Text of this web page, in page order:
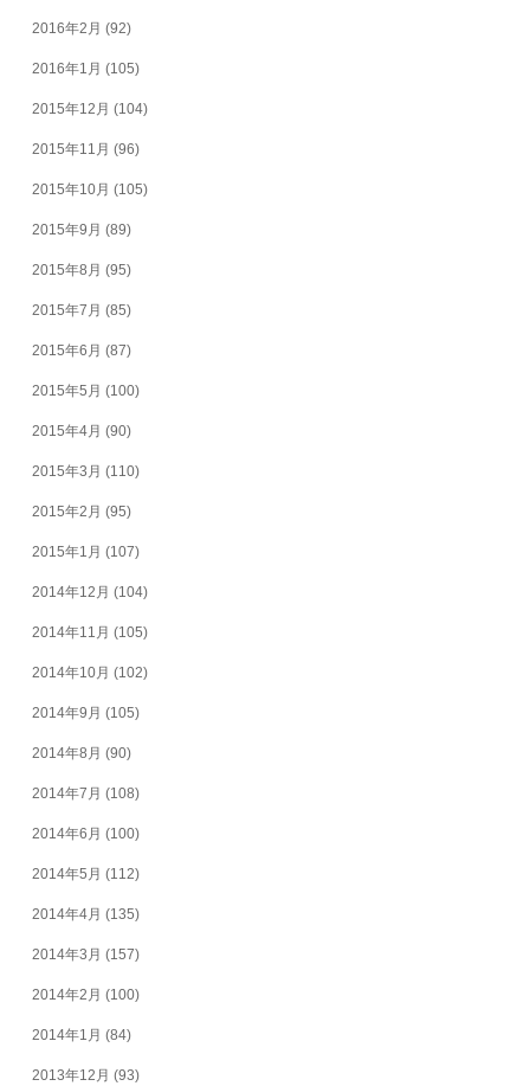
2016年2月 (92)
2016年1月 (105)
2015年12月 (104)
2015年11月 (96)
2015年10月 (105)
2015年9月 (89)
2015年8月 (95)
2015年7月 (85)
2015年6月 (87)
2015年5月 (100)
2015年4月 (90)
2015年3月 (110)
2015年2月 (95)
2015年1月 (107)
2014年12月 (104)
2014年11月 (105)
2014年10月 (102)
2014年9月 (105)
2014年8月 (90)
2014年7月 (108)
2014年6月 (100)
2014年5月 (112)
2014年4月 (135)
2014年3月 (157)
2014年2月 (100)
2014年1月 (84)
2013年12月 (93)